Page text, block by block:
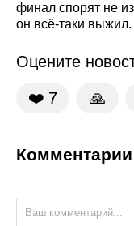
финал спорят не
он всё-таки выжил.
Оцените
❤️ 7 🙏
Комментарии